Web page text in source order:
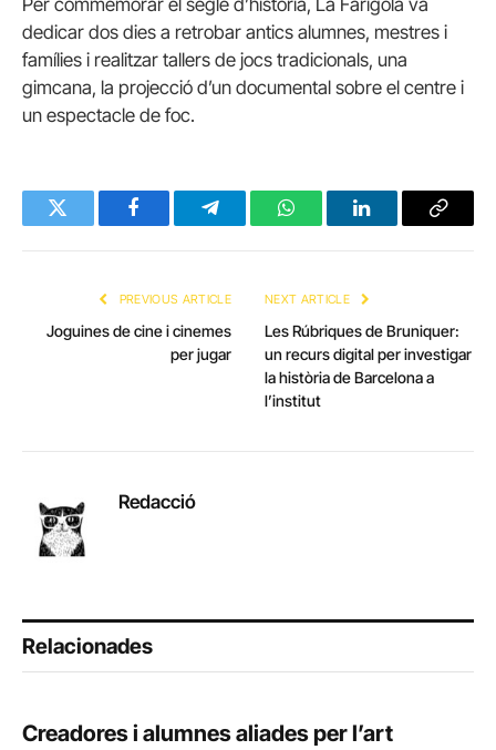
dedicar dos dies a retrobar antics alumnes, mestres i
famílies i realitzar tallers de jocs tradicionals, una
gimcana, la projecció d’un documental sobre el centre i
un espectacle de foc.
Twitter FacebookTelegramWhatsAppLinkedInCopy
PREVIOUS ARTICLE
Joguines de cine i cinemes
per jugar
NEXT ARTICLE
Les Rúbriques de Bruniquer:
un recurs digital per investigar
la història de Barcelona a
l’institut
Redacció
Relacionades
Creadores i alumnes aliades per l’art